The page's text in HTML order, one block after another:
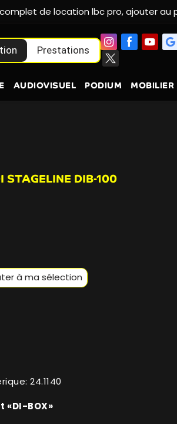
Prestations
AUDIOVISUEL PODIUM MOBILIER
STAGELINE DIB-100
à ma sélection
24.1140
«DI-BOX»